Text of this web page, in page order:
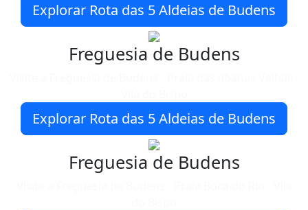
Explorar Rota das 5 Aldeias de Budens
Freguesia de Budens
Explorar Rota das 5 Aldeias de Budens
Freguesia de Budens